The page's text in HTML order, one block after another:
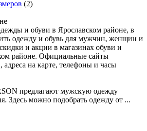
(2)
и обуви в Ярославском районе, в
одежду и обувь для мужчин, женщин и
и акции в магазинах обуви и
районе. Официальные сайты
адреса на карте, телефоны и часы
предлагают мужскую одежду
Здесь можно подобрать одежду от ...